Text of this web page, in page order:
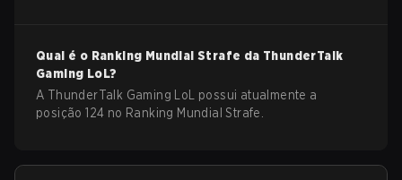
Qual é o Ranking Mundial Strafe da ThunderTalk
Gaming LoL?
A ThunderTalk Gaming LoL possui atualmente a
posição 124 no Ranking Mundial Strafe.